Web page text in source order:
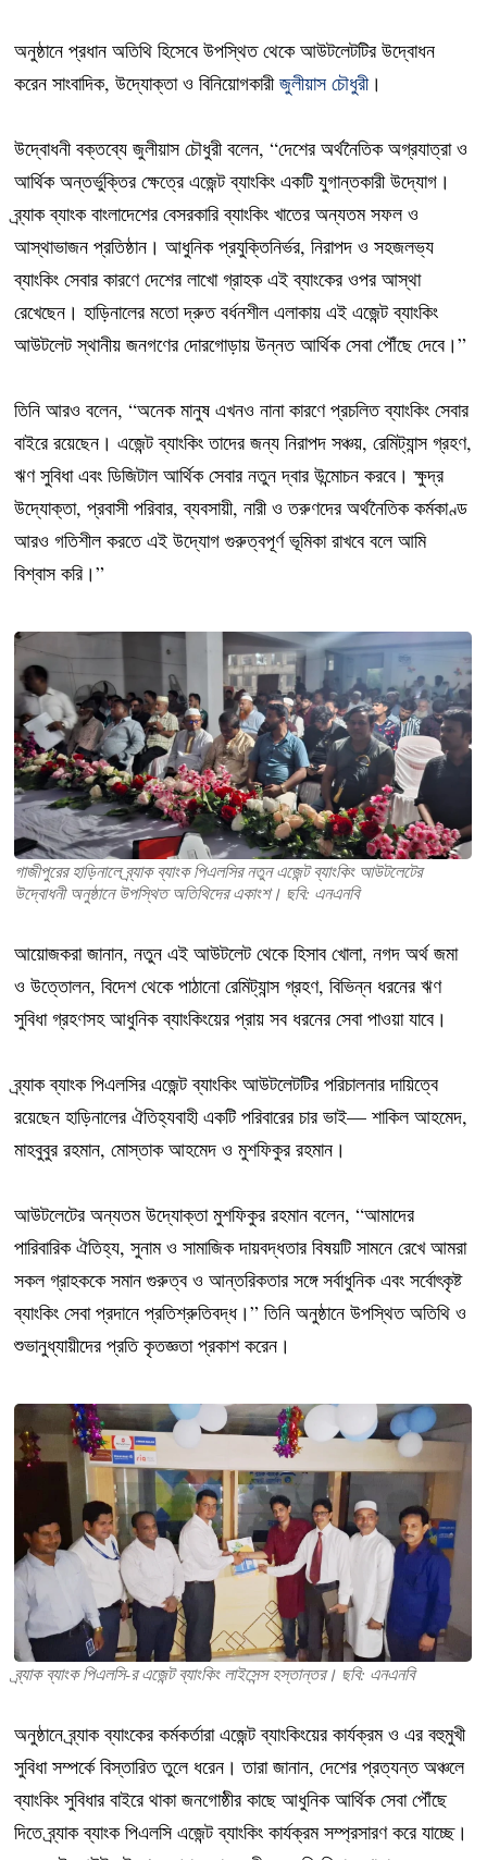
অনুষ্ঠানে প্রধান অতিথি হিসেবে উপস্থিত থেকে আউটলেটটির উদ্বোধন
করেন সাংবাদিক, উদ্যোক্তা ও বিনিয়োগকারীজুলীয়াস চৌধুরী।
উদ্বোধনী বক্তব্যে জুলীয়াস চৌধুরী বলেন, “দেশের অর্থনৈতিক অগ্রযাত্রা ও
আর্থিক অন্তর্ভুক্তির ক্ষেত্রে এজেন্ট ব্যাংকিং একটি যুগান্তকারী উদ্যোগ।
ব্র্যাক ব্যাংক বাংলাদেশের বেসরকারি ব্যাংকিং খাতের অন্যতম সফল ও
আস্থাভাজন প্রতিষ্ঠান। আধুনিক প্রযুক্তিনির্ভর, নিরাপদ ও সহজলভ্য
ব্যাংকিং সেবার কারণে দেশের লাখো গ্রাহক এই ব্যাংকের ওপর আস্থা
রেখেছেন। হাড়িনালের মতো দ্রুত বর্ধনশীল এলাকায় এই এজেন্ট ব্যাংকিং
আউটলেট স্থানীয় জনগণের দোরগোড়ায় উন্নত আর্থিক সেবা পৌঁছে দেবে।”
তিনি আরও বলেন, “অনেক মানুষ এখনও নানা কারণে প্রচলিত ব্যাংকিং সেবার
বাইরে রয়েছেন। এজেন্ট ব্যাংকিং তাদের জন্য নিরাপদ সঞ্চয়, রেমিট্যান্স গ্রহণ,
ঋণ সুবিধা এবং ডিজিটাল আর্থিক সেবার নতুন দ্বার উন্মোচন করবে। ক্ষুদ্র
উদ্যোক্তা, প্রবাসী পরিবার, ব্যবসায়ী, নারী ও তরুণদের অর্থনৈতিক কর্মকাণ্ড
আরও গতিশীল করতে এই উদ্যোগ গুরুত্বপূর্ণ ভূমিকা রাখবে বলে আমি
বিশ্বাস করি।”
গাজীপুরের হাড়িনালে ব্র্যাক ব্যাংক পিএলসির নতুন এজেন্ট ব্যাংকিং আউটলেটের
উদ্বোধনী অনুষ্ঠানে উপস্থিত অতিথিদের একাংশ। ছবি: এনএনবি
আয়োজকরা জানান, নতুন এই আউটলেট থেকে হিসাব খোলা, নগদ অর্থ জমা
ও উত্তোলন, বিদেশ থেকে পাঠানো রেমিট্যান্স গ্রহণ, বিভিন্ন ধরনের ঋণ
সুবিধা গ্রহণসহ আধুনিক ব্যাংকিংয়ের প্রায় সব ধরনের সেবা পাওয়া যাবে।
ব্র্যাক ব্যাংক পিএলসির এজেন্ট ব্যাংকিং আউটলেটটির পরিচালনার দায়িত্বে
রয়েছেন হাড়িনালের ঐতিহ্যবাহী একটি পরিবারের চার ভাই— শাকিল আহমেদ,
মাহবুবুর রহমান, মোস্তাক আহমেদ ও মুশফিকুর রহমান।
আউটলেটের অন্যতম উদ্যোক্তা মুশফিকুর রহমান বলেন, “আমাদের
পারিবারিক ঐতিহ্য, সুনাম ও সামাজিক দায়বদ্ধতার বিষয়টি সামনে রেখে আমরা
সকল গ্রাহককে সমান গুরুত্ব ও আন্তরিকতার সঙ্গে সর্বাধুনিক এবং সর্বোৎকৃষ্ট
ব্যাংকিং সেবা প্রদানে প্রতিশ্রুতিবদ্ধ।” তিনি অনুষ্ঠানে উপস্থিত অতিথি ও
শুভানুধ্যায়ীদের প্রতি কৃতজ্ঞতা প্রকাশ করেন।
ব্র্যাক ব্যাংক পিএলসি-র এজেন্ট ব্যাংকিং লাইসেন্স হস্তান্তর। ছবি: এনএনবি
অনুষ্ঠানে ব্র্যাক ব্যাংকের কর্মকর্তারা এজেন্ট ব্যাংকিংয়ের কার্যক্রম ও এর বহুমুখী
সুবিধা সম্পর্কে বিস্তারিত তুলে ধরেন। তারা জানান, দেশের প্রত্যন্ত অঞ্চলে
ব্যাংকিং সুবিধার বাইরে থাকা জনগোষ্ঠীর কাছে আধুনিক আর্থিক সেবা পৌঁছে
দিতে ব্র্যাক ব্যাংক পিএলসি এজেন্ট ব্যাংকিং কার্যক্রম সম্প্রসারণ করে যাচ্ছে।